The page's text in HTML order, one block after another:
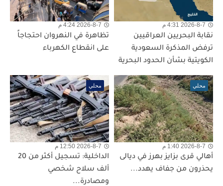
2026-8-7 4:31 م
نقابة البحريين العراقيين
ترفض المذكرة السعودية
الكويتية بشأن الحدود البحرية
2026-8-7 4:24 م
تظاهرة في النهروان احتجاجاً
على انقطاع الكهرباء
محلي
2026-8-7 1:40 م
أهالي قرى بزايز بهرز في ديالى
يحذرون من جفاف يهدد...
محلي
2026-8-7 12:50 م
الداخلية: تسجيل أكثر من 20
ألف سلاح شخصي
ومصادرة...